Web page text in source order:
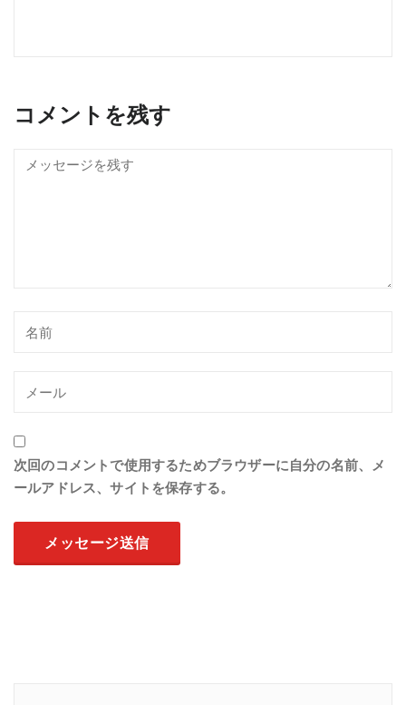
コメントを残す
次回のコメントで使用するためブラウザーに自分の名前、メ
ールアドレス、サイトを保存する。